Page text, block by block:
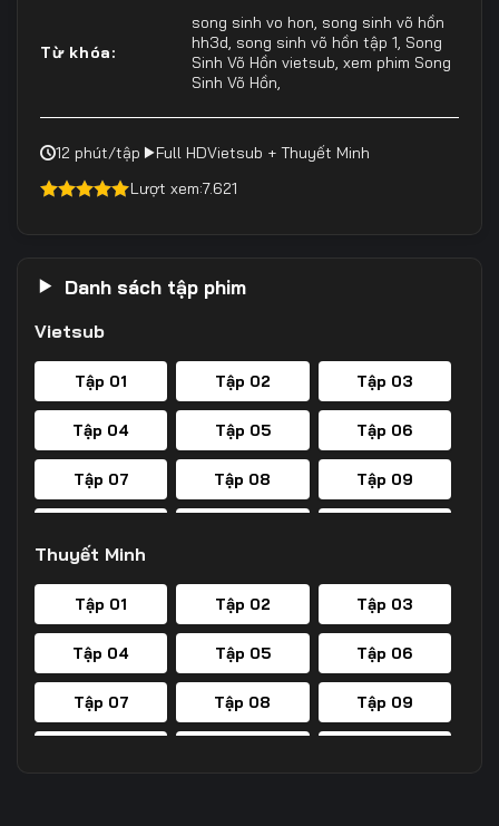
Từ khóa:
song sinh vo hon, song sinh võ hồn
hh3d, song sinh võ hồn tập 1, Song
Sinh Võ Hồn vietsub, xem phim Song
Sinh Võ Hồn,
12 phút/tập Full HDVietsub + Thuyết Minh
5
Lượt xem:7.621
Danh sách tập phim
Vietsub
Tập 01 Tập 02 Tập 03
Tập 04 Tập 05 Tập 06
Tập 07 Tập 08 Tập 09
Tập 16 Tập 17 Tập 18
Tập 19 Tập 20 Tập 21
Tập 22 Tập 23 Tập 24
Thuyết Minh
Tập 01 Tập 02 Tập 03
Tập 04 Tập 05 Tập 06
Tập 07 Tập 08 Tập 09